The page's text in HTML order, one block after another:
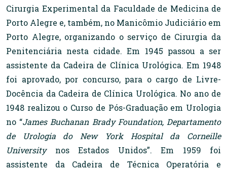
Cirurgia Experimental da Faculdade de Medicina de
Porto Alegre e, também, no Manicômio Judiciário em
Porto Alegre, organizando o serviço de Cirurgia da
Penitenciária nesta cidade. Em 1945 passou a ser
assistente da Cadeira de Clínica Urológica. Em 1948
foi aprovado, por concurso, para o cargo de Livre-
Docência da Cadeira de Clínica Urológica. No ano de
1948 realizou o Curso de Pós-Graduação em Urologia
no “James Buchanan Brady Foundation, Departamento
de Urologia do New York Hospital da Corneille
University nos Estados Unidos”. Em 1959 foi
assistente da Cadeira de Técnica Operatória e